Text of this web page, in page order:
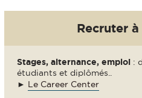
Recruter
Stages, alternance, emploi :
étudiants et diplômés..
► Le Career Center